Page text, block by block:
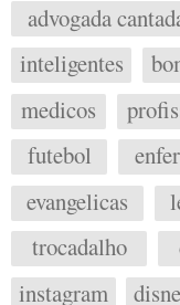
advogada
inteligentes
medicos
futebol
evangelicas
trocadalho
instagram